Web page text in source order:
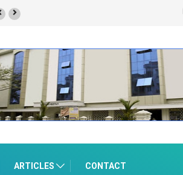
ARTICLES CONTACT